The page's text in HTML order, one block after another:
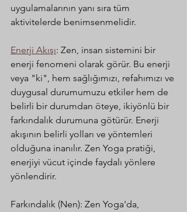
uygulamalarının yanı sıra tüm
aktivitelerde benimsenmelidir.
Enerji Akışı: Zen, insan sistemini bir
enerji fenomeni olarak görür. Bu enerji
veya "ki", hem sağlığımızı, refahımızı ve
duygusal durumumuzu etkiler hem de
belirli bir durumdan öteye, ikiyönlü bir
farkındalık durumuna götürür. Enerji
akışının belirli yolları ve yöntemleri
olduğuna inanılır. Zen Yoga pratiği,
enerjiyi vücut içinde faydalı yönlere
yönlendirir.
Farkındalık (Nen): Zen Yoga'da,